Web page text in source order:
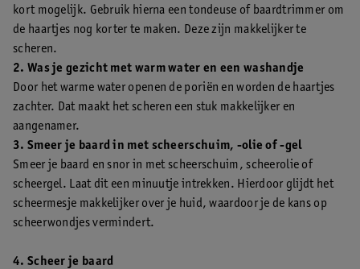
kort mogelijk. Gebruik hierna een tondeuse of baardtrimmer om
de haartjes nog korter te maken. Deze zijn makkelijker te
scheren.
2. Was je gezicht met warm water en een washandje
Door het warme water openen de poriën en worden de haartjes
zachter. Dat maakt het scheren een stuk makkelijker en
aangenamer.
3. Smeer je baard in met scheerschuim, -olie of -gel
Smeer je baard en snor in met scheerschuim, scheerolie of
scheergel. Laat dit een minuutje intrekken. Hierdoor glijdt het
scheermesje makkelijker over je huid, waardoor je de kans op
scheerwondjes vermindert.
4. Scheer je baard